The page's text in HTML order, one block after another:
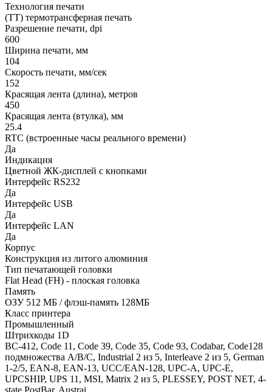
Технология печати
(TT) термотрансферная печать
Разрешение печати, dpi
600
Ширина печати, мм
104
Скорость печати, мм/сек
152
Красящая лента (длина), метров
450
Красящая лента (втулка), мм
25.4
RTC (встроенные часы реального времени)
Да
Индикация
Цветной ЖК-дисплей с кнопками
Интерфейс RS232
Да
Интерфейс USB
Да
Интерфейс LAN
Да
Корпус
Конструкция из литого алюминия
Тип печатающей головки
Flat Head (FH) - плоская головка
Память
ОЗУ 512 МБ / флэш-память 128МБ
Класс принтера
Промышленный
Штрихкоды 1D
BC-412, Code 11, Code 39, Code 35, Code 93, Codabar, Code128
подмножества A/B/C, Industrial 2 из 5, Interleave 2 из 5, German
1-2/5, EAN-8, EAN-13, UCC/EAN-128, UPC-A, UPC-E,
UPCSHIP, UPS 11, MSI, Matrix 2 из 5, PLESSEY, POST NET, 4-
state PostBar, Austrai